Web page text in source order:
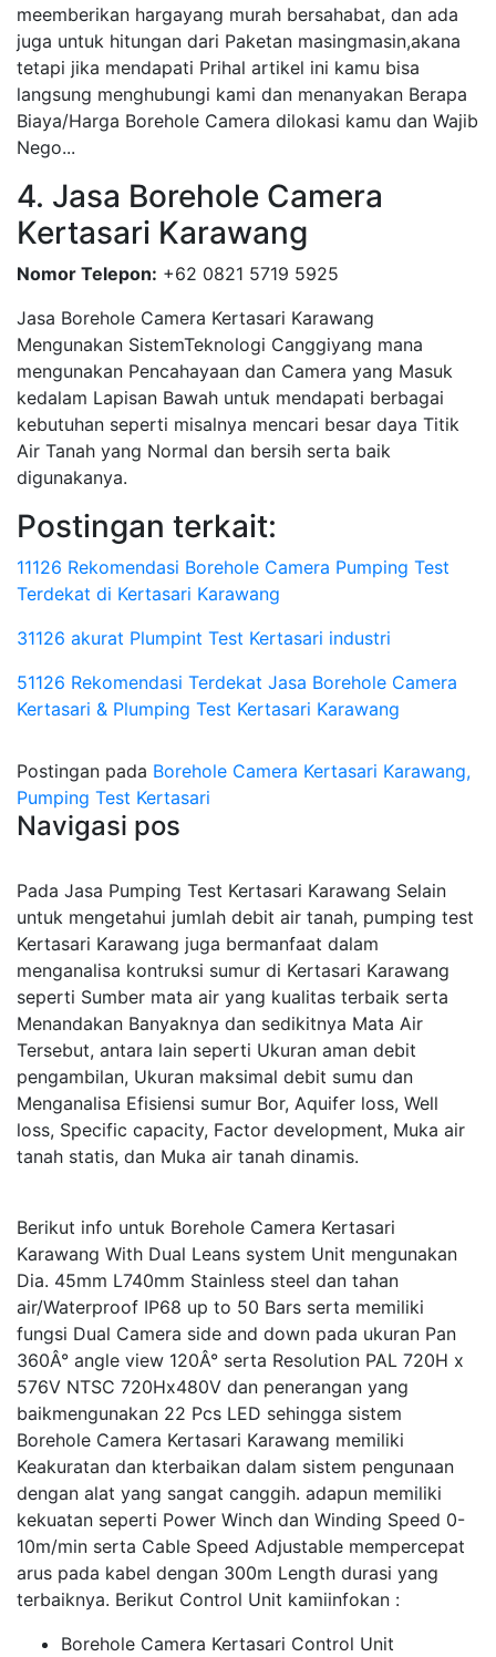
meemberikan hargayang murah bersahabat, dan ada
juga untuk hitungan dari Paketan masingmasin,akana
tetapi jika mendapati Prihal artikel ini kamu bisa
langsung menghubungi kami dan menanyakan Berapa
Biaya/Harga Borehole Camera dilokasi kamu dan Wajib
Nego...
4. Jasa Borehole Camera
Kertasari Karawang
Nomor Telepon: +62 0821 5719 5925
Jasa Borehole Camera Kertasari Karawang
Mengunakan SistemTeknologi Canggiyang mana
mengunakan Pencahayaan dan Camera yang Masuk
kedalam Lapisan Bawah untuk mendapati berbagai
kebutuhan seperti misalnya mencari besar daya Titik
Air Tanah yang Normal dan bersih serta baik
digunakanya.
Postingan terkait:
11126 Rekomendasi Borehole Camera Pumping Test
Terdekat di Kertasari Karawang
31126 akurat Plumpint Test Kertasari industri
51126 Rekomendasi Terdekat Jasa Borehole Camera
Kertasari & Plumping Test Kertasari Karawang
Postingan pada Borehole Camera Kertasari Karawang,
Pumping Test Kertasari
Navigasi pos
Pada Jasa Pumping Test Kertasari Karawang Selain
untuk mengetahui jumlah debit air tanah, pumping test
Kertasari Karawang juga bermanfaat dalam
menganalisa kontruksi sumur di Kertasari Karawang
seperti Sumber mata air yang kualitas terbaik serta
Menandakan Banyaknya dan sedikitnya Mata Air
Tersebut, antara lain seperti Ukuran aman debit
pengambilan, Ukuran maksimal debit sumu dan
Menganalisa Efisiensi sumur Bor, Aquifer loss, Well
loss, Specific capacity, Factor development, Muka air
tanah statis, dan Muka air tanah dinamis.
Berikut info untuk Borehole Camera Kertasari
Karawang With Dual Leans system Unit mengunakan
Dia. 45mm L740mm Stainless steel dan tahan
air/Waterproof IP68 up to 50 Bars serta memiliki
fungsi Dual Camera side and down pada ukuran Pan
360Â° angle view 120Â° serta Resolution PAL 720H x
576V NTSC 720Hx480V dan penerangan yang
baikmengunakan 22 Pcs LED sehingga sistem
Borehole Camera Kertasari Karawang memiliki
Keakuratan dan kterbaikan dalam sistem pengunaan
dengan alat yang sangat canggih. adapun memiliki
kekuatan seperti Power Winch dan Winding Speed 0-
10m/min serta Cable Speed Adjustable mempercepat
arus pada kabel dengan 300m Length durasi yang
terbaiknya. Berikut Control Unit kamiinfokan :
Borehole Camera Kertasari Control Unit